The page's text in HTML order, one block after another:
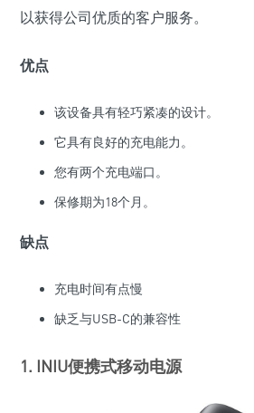
以获得公司优质的客户服务。
优点
该设备具有轻巧紧凑的设计。
它具有良好的充电能力。
您有两个充电端口。
保修期为18个月。
缺点
充电时间有点慢
缺乏与USB-C的兼容性
1. INIU便携式移动电源